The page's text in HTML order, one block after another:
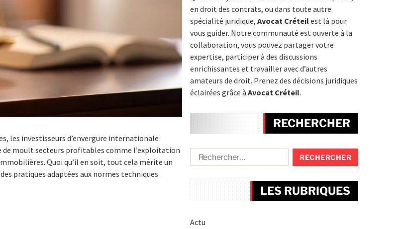
les investisseurs d’envergure internationale
de moult secteurs profitables comme l’exploitation
Quoi qu’il en soit, tout cela mérite un
pratiques adaptées aux normes techniques
en droit des contrats, ou dans toute autre
spécialité juridique, Avocat Créteilest là pour
vous guider. Notre communauté est ouverte à la
collaboration, vous pouvez partager votre
expertise, participer à des discussions
enrichissantes et travailler avec d’autres
amateurs de droit. Prenez des décisions juridiques
éclairées grâce à Avocat Créteil.
RECHERCHER
LES RUBRIQUES
Actu